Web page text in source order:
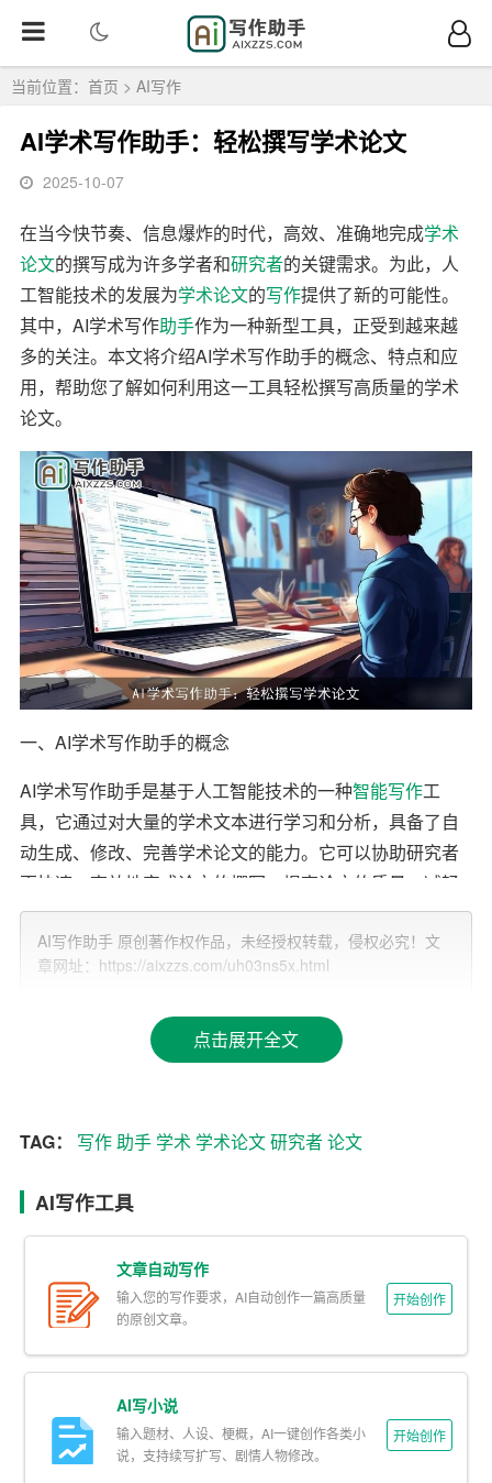
当前位置： 首页 > AI写作
AI学术写作助手：轻松撰写学术论文
2025-10-07
在当今快节奏、信息爆炸的时代，高效、准确地完成学术
论文的撰写成为许多学者和研究者的关键需求。为此，人
工智能技术的发展为学术论文的写作提供了新的可能性。
其中，AI学术写作助手作为一种新型工具，正受到越来越
多的关注。本文将介绍AI学术写作助手的概念、特点和应
用，帮助您了解如何利用这一工具轻松撰写高质量的学术
论文。
一、AI学术写作助手的概念
AI学术写作助手是基于人工智能技术的一种智能写作工
具，它通过对大量的学术文本进行学习和分析，具备了自
动生成、修改、完善学术论文的能力。它可以协助研究者
更快速、高效地完成论文的撰写，提高论文的质量，减轻
研究者的写作负担。
二、AI学术写作助手的特点
1. 高效性：AI学术写作助手可以自动完成论文的生成、修
改和完善，大大提高了学术论文的写作效率。
确性。
3. 灵活性：AI学术写作助手可以根据研究者的需求，生成
不同类型、不同风格的学术论文，满足多样化的写作需
4. 学习性：AI学术写作助手具有持续学习的能力，能够不
服务。
三、AI学术写作助手的应用
1. 自动生成论文：AI学术写作助手可以根据研究者提供的
AI写作助手 原创著作权作品，未经授权转载，侵权必究！文
章网址：https://aixzzs.com/uh03ns5x.html
点击展开全文
TAG： 写作助手 学术 学术论文研究者论文
AI写作工具
文章自动写作
输入您的写作要求，AI自动创作一篇高质量
的原创文章。
开始创作
AI写小说
输入题材、人设、梗概，AI一键创作各类小
说，支持续写扩写、剧情人物修改。
开始创作